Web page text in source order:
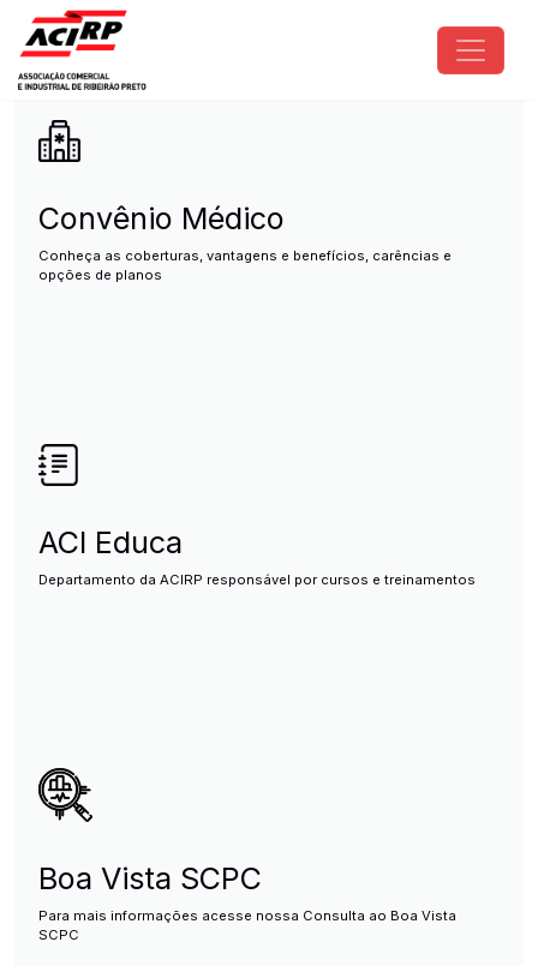
Pular para o conteúdo principal
ACIRP - Associação Comercial
Convênio Médico
Conheça as coberturas, vantagens e benefícios, carências e
opções de planos
ACI Educa
Departamento da ACIRP responsável por cursos e treinamentos
Boa Vista SCPC
Para mais informações acesse nossa Consulta ao Boa Vista
SCPC